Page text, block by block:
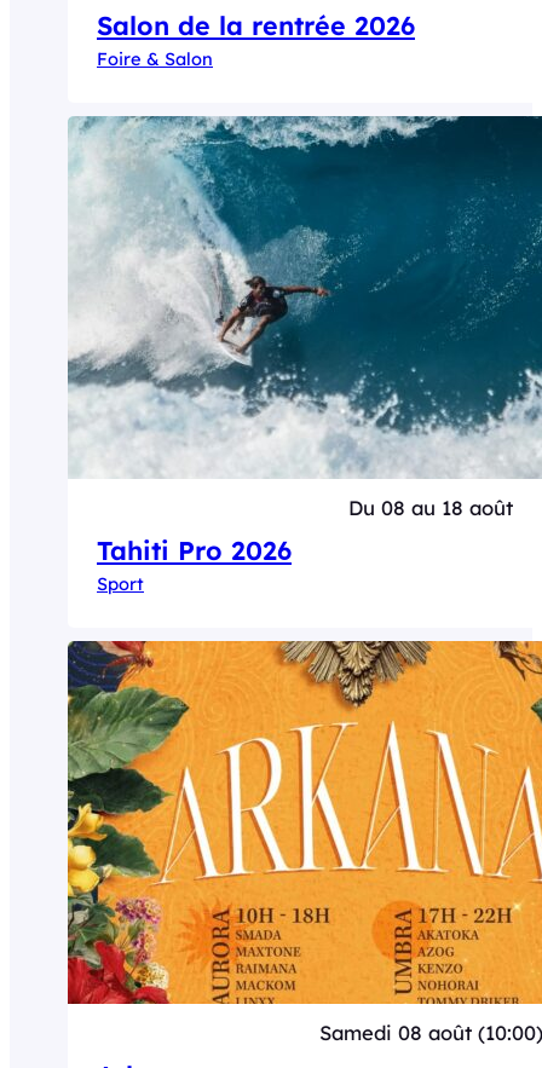
Salon de la rentrée 2026
Foire & Salon
Du 08 au 18 août
Tahiti Pro 2026
Sport
Samedi 08 août (10:00)